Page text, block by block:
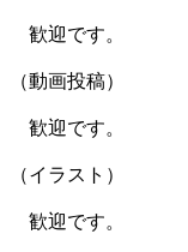
歓迎です。
（動画投稿）
歓迎です。
（イラスト）
歓迎です。